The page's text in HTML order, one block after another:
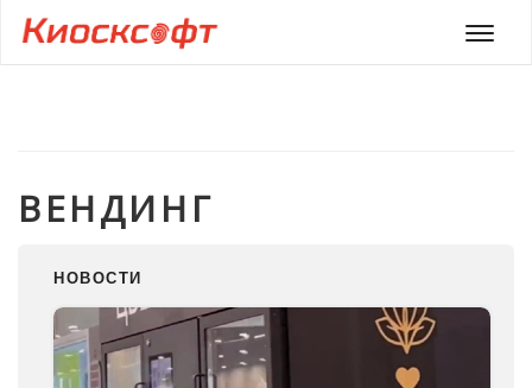
Меню
ВЕНДИНГ
НОВОСТИ